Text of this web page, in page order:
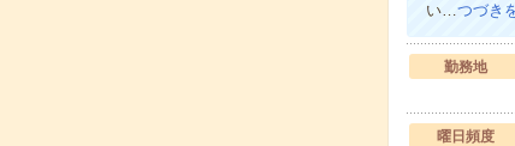
い…つづき
勤務地
曜日頻度